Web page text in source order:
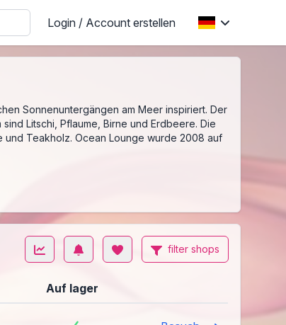
Login / Account erstellen
Sonnenuntergängen am Meer inspiriert. Der
Litschi, Pflaume, Birne und Erdbeere. Die
und Teakholz. Ocean Lounge wurde 2008 auf
filter shops
Auf lager